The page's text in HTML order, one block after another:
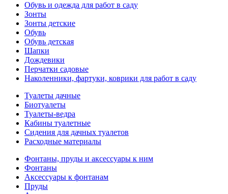
Обувь и одежда для работ в саду
Зонты
Зонты детские
Обувь
Обувь детская
Шапки
Дождевики
Перчатки садовые
Наколенники, фартуки, коврики для работ в саду
Туалеты дачные
Биотуалеты
Туалеты-ведра
Кабины туалетные
Сидения для дачных туалетов
Расходные материалы
Фонтаны, пруды и аксессуары к ним
Фонтаны
Аксессуары к фонтанам
Пруды